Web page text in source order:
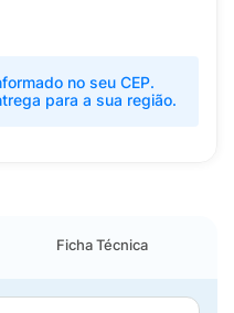
no seu CEP.
para a sua região.
Ficha Técnica